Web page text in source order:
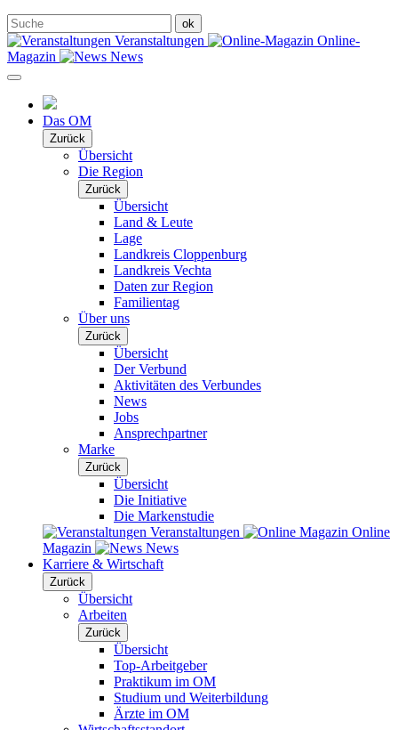
Veranstaltungen
Online-
Magazin
News
Das OM
Zurück
Übersicht
Die Region
Zurück
Übersicht
Land & Leute
Lage
Landkreis Cloppenburg
Landkreis Vechta
Daten zur Region
Familientag
Über uns
Zurück
Übersicht
Der Verbund
Aktivitäten des Verbundes
News
Jobs
Ansprechpartner
Marke
Zurück
Übersicht
Die Initiative
Die Markenstudie
Veranstaltungen
Online
Magazin
News
Karriere & Wirtschaft
Zurück
Übersicht
Arbeiten
Zurück
Übersicht
Top-Arbeitgeber
Praktikum im OM
Studium und Weiterbildung
Ärzte im OM